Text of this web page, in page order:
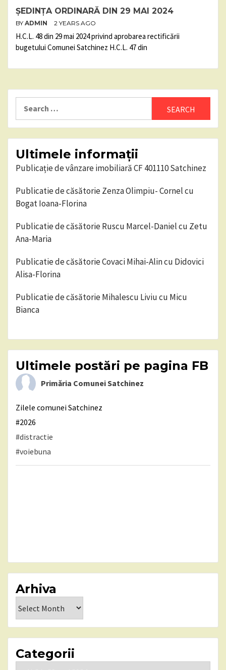
ȘEDINȚA ORDINARĂ DIN 29 MAI 2024
BY ADMIN 2 YEARS AGO
H.C.L. 48 din 29 mai 2024 privind aprobarea rectificării
bugetului Comunei Satchinez H.C.L. 47 din
Ultimele informații
Publicație de vânzare imobiliară CF 401110 Satchinez
Publicatie de căsătorie Zenza Olimpiu- Cornel cu
Bogat Ioana-Florina
Publicatie de căsătorie Ruscu Marcel-Daniel cu Zetu
Ana-Maria
Publicatie de căsătorie Covaci Mihai-Alin cu Didovici
Alisa-Florina
Publicatie de căsătorie Mihalescu Liviu cu Micu
Bianca
Ultimele postări pe pagina FB
Primăria Comunei Satchinez
Zilele comunei Satchinez
#2026
#distractie
#voiebuna
Arhiva
Categorii